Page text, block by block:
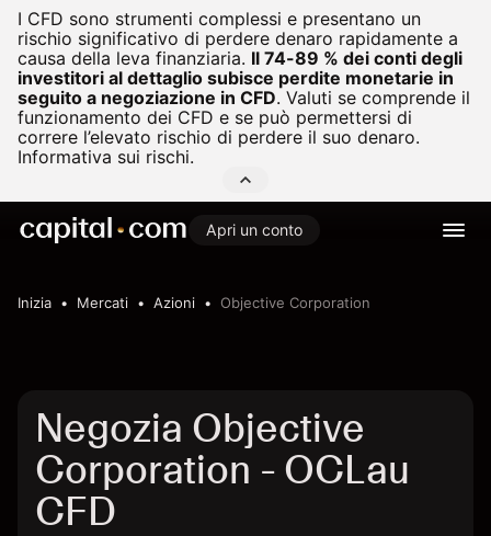
I CFD sono strumenti complessi e presentano un
rischio significativo di perdere denaro rapidamente a
causa della leva finanziaria. Il 74-89 % dei conti degli
investitori al dettaglio subisce perdite monetarie in
seguito a negoziazione in CFD. Valuti se comprende il
funzionamento dei CFD e se può permettersi di
correre l’elevato rischio di perdere il suo denaro.
Informativa sui rischi.
Apri un conto
Inizia Mercati Azioni Objective Corporation
Negozia Objective
Corporation - OCLau
CFD